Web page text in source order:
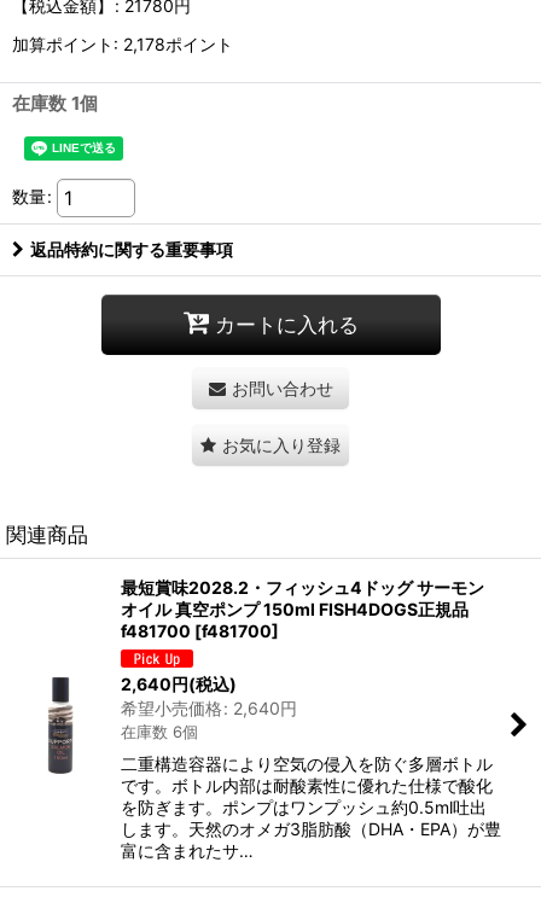
【税込金額】 : 21780円
加算ポイント: 2,178ポイント
在庫数 1個
数量:
返品特約に関する重要事項
カートに入れる
お問い合わせ
お気に入り登録
関連商品
最短賞味2028.2・フィッシュ4ドッグ サーモン
オイル 真空ポンプ 150ml FISH4DOGS正規品
f481700 [f481700]
2,640円(税込)
希望小売価格: 2,640円
在庫数 6個
二重構造容器により空気の侵入を防ぐ多層ボトル
です。ボトル内部は耐酸素性に優れた仕様で酸化
を防ぎます。ポンプはワンプッシュ約0.5ml吐出
します。天然のオメガ3脂肪酸（DHA・EPA）が豊
富に含まれたサ…